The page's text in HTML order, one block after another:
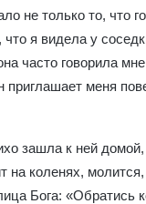
не только то, что
что я видела у
часто говорила
приглашает меня
зашла к ней
на коленях,
Бога: